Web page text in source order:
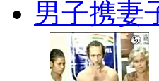
男子携妻